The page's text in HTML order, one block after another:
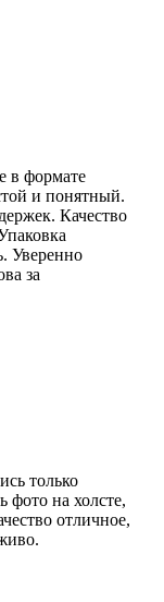
в формате
и понятный.
Качество
Уверенно
за
только
фото на холсте,
отличное,